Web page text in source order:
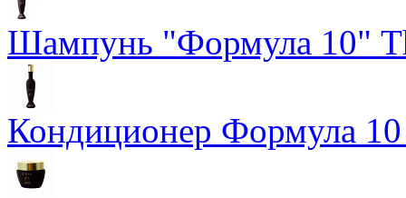
Шампунь "Формула 10"
Кондиционер Формула